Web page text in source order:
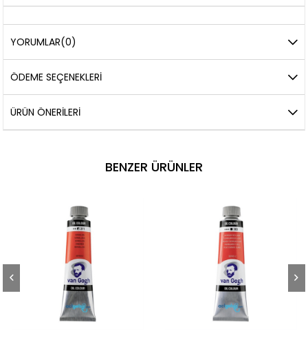
YORUMLAR(0)
ÖDEME SEÇENEKLERI
ÜRÜN ÖNERILERI
BENZER ÜRÜNLER